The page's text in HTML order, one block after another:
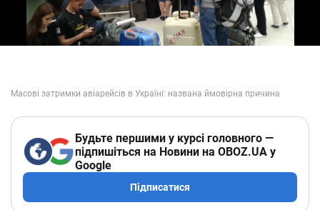
Будьте першими у курсі головного —
підпишіться на Новини на OBOZ.UA у
Google
Підписатися